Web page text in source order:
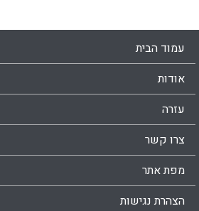
עמוד הבית
אודות
עזרה
צרו קשר
מפת אתר
הצהרת נגישות